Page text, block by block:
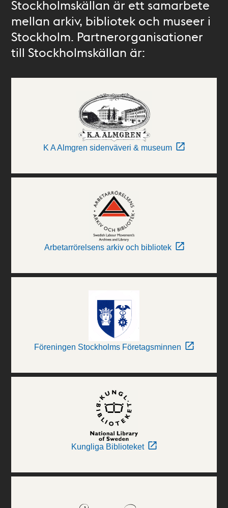
Stockholmskällan är ett samarbete
mellan arkiv, bibliotek och museer i
Stockholm. Partnerorganisationer
till Stockholmskällan är:
K A Almgren sidenväveri & museum
Arbetarrörelsens arkiv och bibliotek
Föreningen Stockholms Företagsminnen
Kungliga Biblioteket